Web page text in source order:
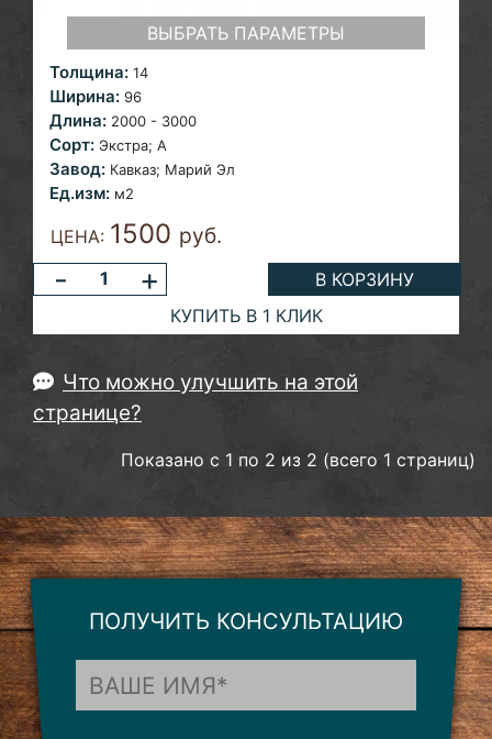
ВЫБРАТЬ ПАРАМЕТРЫ
Толщина: 14
Ширина: 96
Длина: 2000 - 3000
Сорт: Экстра; A
Завод: Кавказ; Марий Эл
Ед.изм: м2
ЦЕНА: 1500 руб.
- +
В КОРЗИНУ
КУПИТЬ В 1 КЛИК
Что можно улучшить на этой
странице?
Показано с 1 по 2 из 2 (всего 1 страниц)
ПОЛУЧИТЬ КОНСУЛЬТАЦИЮ